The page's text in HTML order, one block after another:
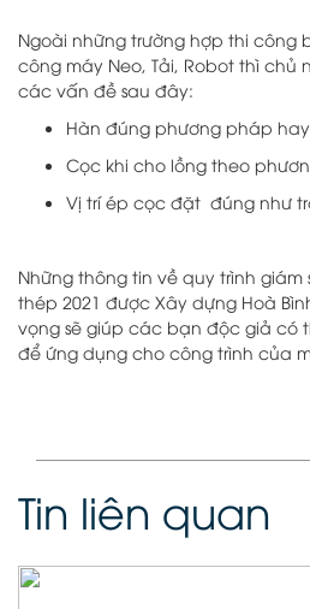
Ngoài những trường hợp thi công
công máy Neo, Tải, Robot thì
các vấn đề sau đây:
Hàn đúng phương pháp
Cọc khi cho lồng theo
Vị trí ép cọc đặt đúng như
Những thông tin về quy trình
thép 2021 được Xây dựng Hoà
vọng sẽ giúp các bạn độc giả có
để ứng dụng cho công trình của
Tin liên quan